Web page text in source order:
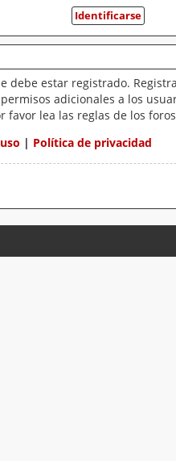
debe estar registrado.
adicionales a los
favor lea las reglas de los
| Política de privacidad